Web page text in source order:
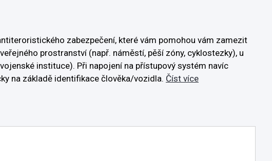
zabezpečení, které vám pomohou vám zamezit
prostranství (např. náměstí, pěší zóny, cyklostezky), u
instituce). Při napojení na přístupový systém navíc
na základě identifikace člověka/vozidla. Číst více